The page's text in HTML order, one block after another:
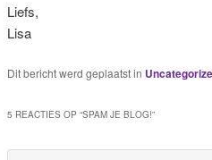
Liefs,
Lisa
Dit bericht werd geplaatst in
5 REACTIES OP “SPAM JE BLOG!”